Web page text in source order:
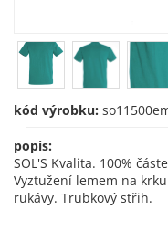
kód výrobku:
popis:
SOL'S Kvalita. 100%
Vyztužení lemem na
rukávy. Trubkový střih.